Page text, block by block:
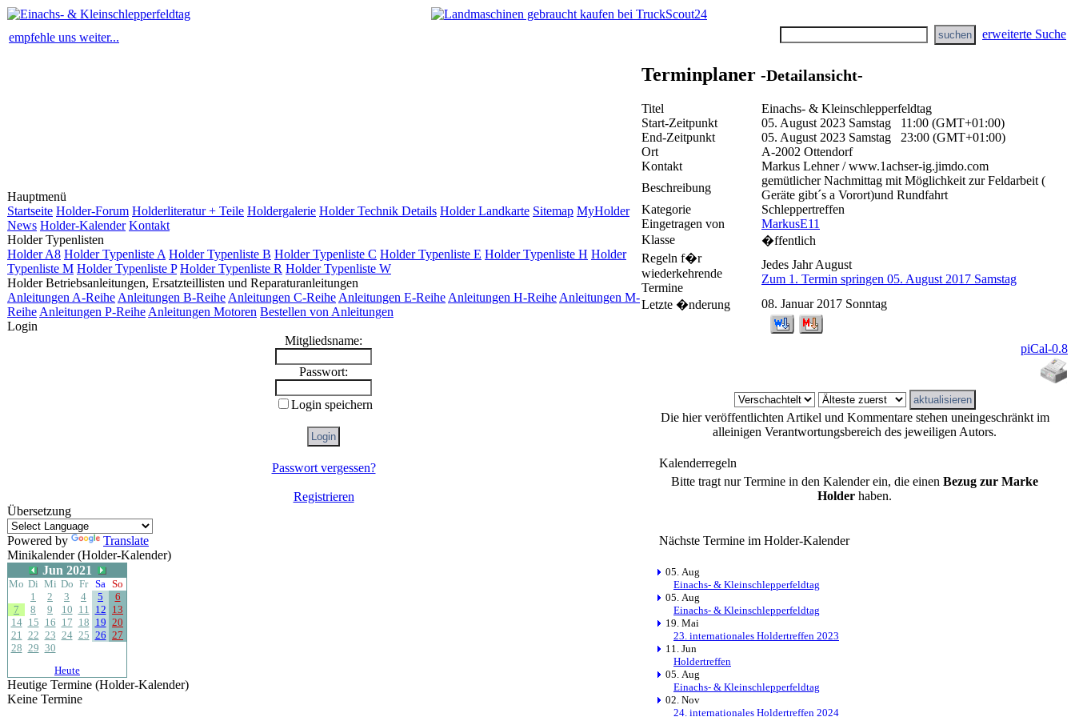
empfehle uns weiter... erweiterte Suche
Hauptmenü
Startseite Holder-Forum Holderliteratur + Teile Holdergalerie Holder Technik Details Holder Landkarte Sitemap MyHolder
News Holder-Kalender Kontakt
Holder Typenlisten
Holder A8 Holder Typenliste A Holder Typenliste B Holder Typenliste C Holder Typenliste E Holder Typenliste H Holder
Typenliste M Holder Typenliste P Holder Typenliste R Holder Typenliste W
Holder Betriebsanleitungen, Ersatzteillisten und Reparaturanleitungen
Anleitungen A-Reihe Anleitungen B-Reihe Anleitungen C-Reihe Anleitungen E-Reihe Anleitungen H-Reihe Anleitungen M-
Reihe Anleitungen P-Reihe Anleitungen Motoren Bestellen von Anleitungen
Login
Mitgliedsname:
Passwort:
Login speichern
Passwort vergessen?
Registrieren
Übersetzung
Powered by
Translate
Minikalender (Holder-Kalender)
Jun 2021
Mo Di Mi Do Fr Sa So
1
2 3 4 5
6
7
8 9 10 11 12 13
14 15 16 17 18 19 20
21 22 23 24 25 26 27
28 29 30
Heute
Heutige Termine (Holder-Kalender)
Keine Termine
Terminplaner -Detailansicht-
Titel
Einachs- & Kleinschlepperfeldtag
Start-Zeitpunkt
05. August 2023 Samstag 11:00 (GMT+01:00)
End-Zeitpunkt
05. August 2023 Samstag 23:00 (GMT+01:00)
Ort
A-2002 Ottendorf
Kontakt
Markus Lehner / www.1achser-ig.jimdo.com
Beschreibung
gemütlicher Nachmittag mit Möglichkeit zur Feldarbeit (
Geräte gibt´s a Vorort)und Rundfahrt
Kategorie
Schleppertreffen
Eingetragen von
MarkusE11
Klasse
�ffentlich
Regeln f�r
wiederkehrende
Termine
Jedes Jahr August
Zum 1. Termin springen 05. August 2017 Samstag
Letzte �nderung
08. Januar 2017 Sonntag
piCal-0.8
Die hier veröffentlichten Artikel und Kommentare stehen uneingeschränkt im
alleinigen Verantwortungsbereich des jeweiligen Autors.
Kalenderregeln
Bitte tragt nur Termine in den Kalender ein, die einen Bezug zur Marke
Holder haben.
Nächste Termine im Holder-Kalender
05. Aug
Einachs- & Kleinschlepperfeldtag
05. Aug
Einachs- & Kleinschlepperfeldtag
19. Mai
23. internationales Holdertreffen 2023
11. Jun
Holdertreffen
05. Aug
Einachs- & Kleinschlepperfeldtag
02. Nov
24. internationales Holdertreffen 2024